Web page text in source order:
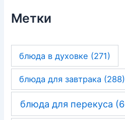
Метки
блюда в духовке (271)
блюда для завтрака (288)
блюда для перекуса